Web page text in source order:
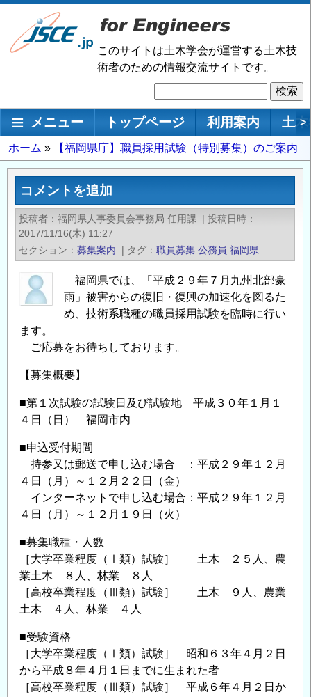
メ
ン
移
このサイトは土木学会が運営する土木技
術者のための情報交流サイトです。
索
メインナビゲーション
メニュー トップページ 利用案内 土 >
パ
ン
ず
ホーム 【福岡県庁】職員採用試験（特別募集）のご案内
コメントを追加
投稿者 福岡県人事委員会事務局 任用課 | 投稿日時
2017/11/16(木) 11:27
セクション
募集案内 | タグ 職員募集 公務員 福岡県
福岡県では、「平成２９年７月九州北部豪
雨」被害からの復旧・復興の加速化を図るた
め、技術系職種の職員採用試験を臨時に行い
ます。
ご応募をお待ちしております。
【募集概要】
■第１次試験の試験日及び試験地 平成３０年１月１
４日（日） 福岡市内
■申込受付期間
持参又は郵送で申し込む場合 ：平成２９年１２月
４日（月）～１２月２２日（金）
インターネットで申し込む場合：平成２９年１２月
４日（月）～１２月１９日（火）
■募集職種・人数
［大学卒業程度（Ⅰ類）試験］ 土木 ２５人、農
業土木 ８人、林業 ８人
［高校卒業程度（Ⅲ類）試験］ 土木 ９人、農業
土木 ４人、林業 ４人
■受験資格
［大学卒業程度（Ⅰ類）試験］ 昭和６３年４月２日
から平成８年４月１日までに生まれた者
［高校卒業程度（Ⅲ類）試験］ 平成６年４月２日か